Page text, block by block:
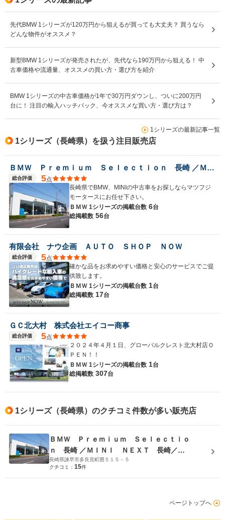
先代BMW 1シリーズが120万円から狙えるが買っても大丈夫？ 買うなら
どんな物件がオススメ？
新型BMW 1シリーズが発売されたが、先代なら190万円から狙える！ 中
古車価格や流通量、オススメの買い方・選び方を紹介
BMW 1シリーズの中古車価格が1年で30万円ダウンし、ついに200万円
台に！ 注目の輸入ハッチバック、今オススメな買い方・選び方は？
1シリーズの最新記事一覧
1シリーズ（長崎県）を扱う注目販売店
ＢＭＷ Ｐｒｅｍｉｕｍ Ｓｅｌｅｃｔｉｏｎ 長崎 ／ＭＩＮＩ ＮＥＸＴ 長崎／（株）ＭＡＴＳＵＦＵＪＩ
総合評価 5点
長崎県でBMW、MINIの中古車をお探しならマツフジ
モータースにお任せ下さい。
ＢＭＷ 1シリーズの掲載台数 6台
総掲載数 56台
有限会社 ナウ企画 ＡＵＴＯ ＳＨＯＰ ＮＯＷ
総合評価 5点
確かな品をお求めやすい価格と安心のサービスでご提
供致します。
ＢＭＷ 1シリーズの掲載台数 1台
総掲載数 17台
ＧＣ北大村 株式会社エイコー商事
総合評価 5点
２０２４年４月１日、グローバルクレスト北大村店Ｏ
ＰＥＮ！！
ＢＭＷ 1シリーズの掲載台数 1台
総掲載数 307台
1シリーズ（長崎県）のクチコミ件数が多い販売店
ＢＭＷ Ｐｒｅｍｉｕｍ Ｓｅｌｅｃｔｉｏ
ｎ 長崎 ／ＭＩＮＩ ＮＥＸＴ 長崎／
（株）ＭＡＴＳＵＦＵＪＩ
長崎県諫早市多良見町囲５１５－５
クチコミ： 15件
ページトップへ